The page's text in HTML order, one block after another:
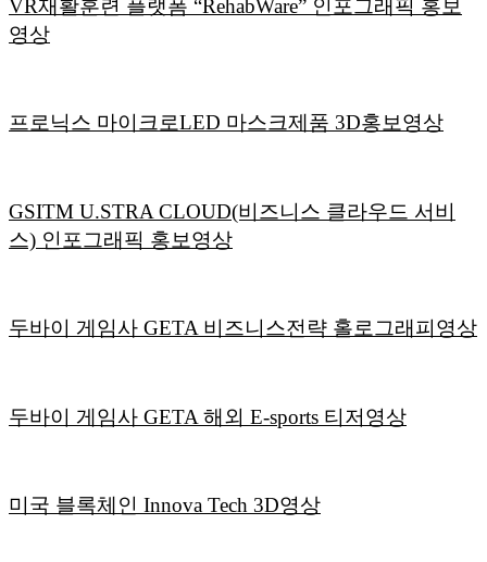
VR재활훈련 플랫폼 “RehabWare” 인포그래픽 홍보
영상
프로닉스 마이크로LED 마스크제품 3D홍보영상
GSITM U.STRA CLOUD(비즈니스 클라우드 서비
스) 인포그래픽 홍보영상
두바이 게임사 GETA 비즈니스전략 홀로그래피영상
두바이 게임사 GETA 해외 E-sports 티저영상
미국 블록체인 Innova Tech 3D영상